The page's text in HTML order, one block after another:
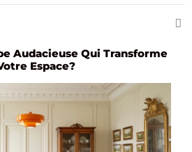
Audacieuse Qui Transforme
Espace?